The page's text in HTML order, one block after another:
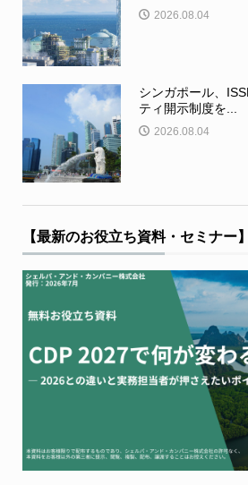
2026.08.04
シンガポール、
ティ開示制度を...
2026.08.04
【最新のお役立ち資料・セミナー】